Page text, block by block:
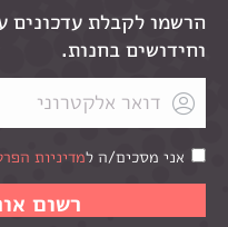
הרשמו לקבלת עדכונים
וחידושים בחנות.
אני מסכים/ה למדיניות